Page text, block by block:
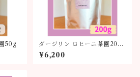
50g
ダージリン ロヒーニ茶園200
g
¥6,200